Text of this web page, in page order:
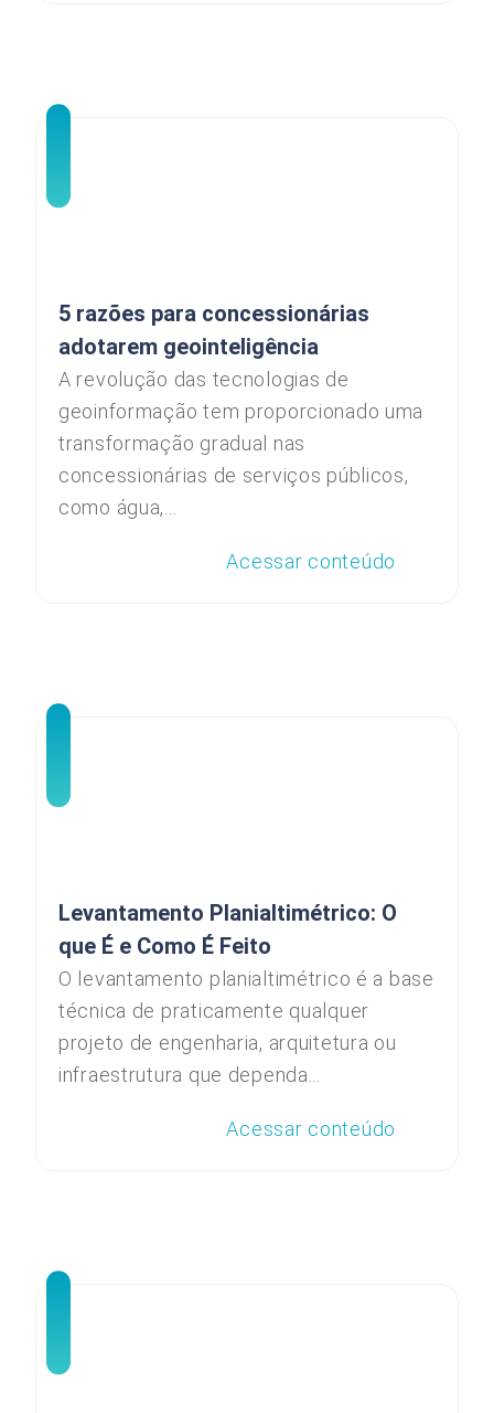
5 razões para concessionárias
adotarem geointeligência
A revolução das tecnologias de
geoinformação tem proporcionado uma
transformação gradual nas
concessionárias de serviços públicos,
como água,...
Acessar conteúdo
Levantamento Planialtimétrico: O
que É e Como É Feito
O levantamento planialtimétrico é a base
técnica de praticamente qualquer
projeto de engenharia, arquitetura ou
infraestrutura que dependa...
Acessar conteúdo